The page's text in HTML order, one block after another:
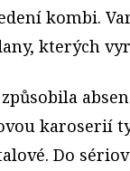
kombi.
kterých
karoserií
Do